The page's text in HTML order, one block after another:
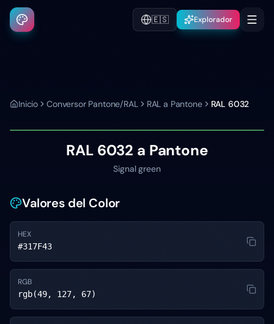
🇪🇸 Explorador
Inicio Conversor Pantone/RAL RAL a Pantone RAL 6032
RAL 6032 a Pantone
Signal green
Valores del Color
HEX
#317F43
RGB
rgb(49, 127, 67)